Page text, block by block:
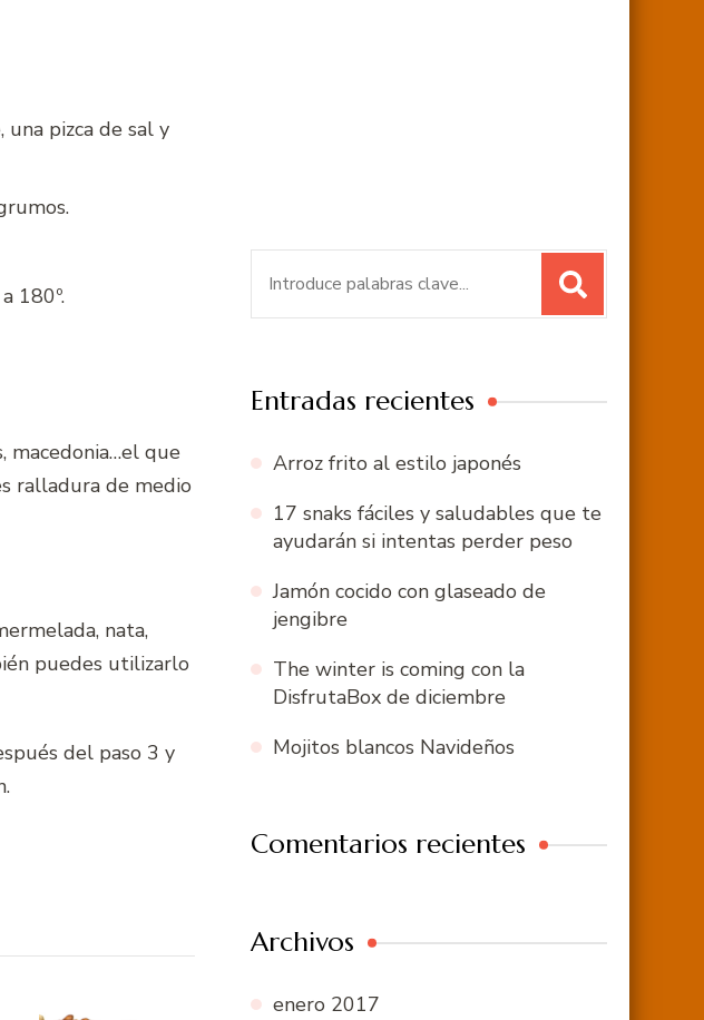
una pizca de sal y
180º.
macedonia…el que
ralladura de medio
nata,
puedes utilizarlo
del paso 3 y
Entradas recientes
Arroz frito al estilo japonés
17 snaks fáciles y saludables que te
ayudarán si intentas perder peso
Jamón cocido con glaseado de
jengibre
The winter is coming con la
DisfrutaBox de diciembre
Mojitos blancos Navideños
Comentarios recientes
Archivos
enero 2017